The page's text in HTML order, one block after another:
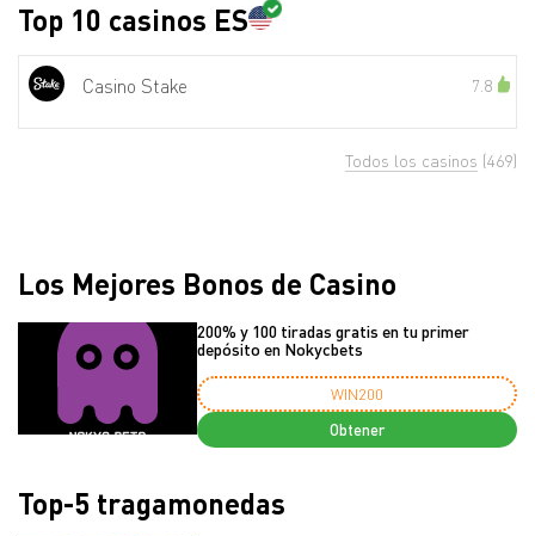
Top 10 casinos ES
Casino Stake 7.8
Todos los casinos (469)
Los Mejores Bonos de Casino
200% y 100 tiradas gratis en tu primer
depósito en Nokycbets
WIN200
Obtener
Top-5 tragamonedas